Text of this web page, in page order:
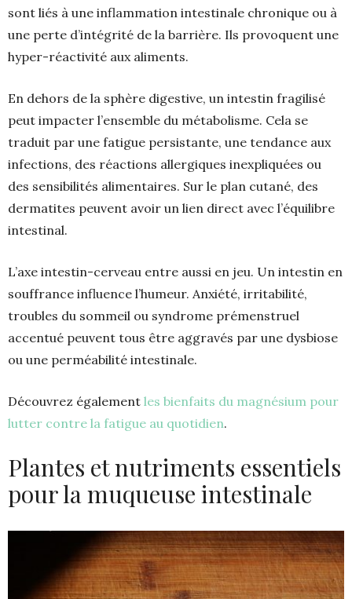
sont liés à une inflammation intestinale chronique ou à
une perte d’intégrité de la barrière. Ils provoquent une
hyper-réactivité aux aliments.
En dehors de la sphère digestive, un intestin fragilisé
peut impacter l’ensemble du métabolisme. Cela se
traduit par une fatigue persistante, une tendance aux
infections, des réactions allergiques inexpliquées ou
des sensibilités alimentaires. Sur le plan cutané, des
dermatites peuvent avoir un lien direct avec l’équilibre
intestinal.
L’axe intestin-cerveau entre aussi en jeu. Un intestin en
souffrance influence l’humeur. Anxiété, irritabilité,
troubles du sommeil ou syndrome prémenstruel
accentué peuvent tous être aggravés par une dysbiose
ou une perméabilité intestinale.
Découvrez également les bienfaits du magnésium pour
lutter contre la fatigue au quotidien.
Plantes et nutriments essentiels
pour la muqueuse intestinale